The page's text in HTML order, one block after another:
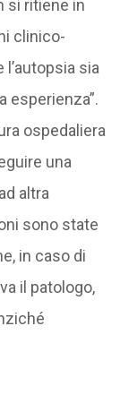
si ritiene in
clinico-
sia
esperienza”.
ospedaliera
una
altra
sono state
in caso di
il patologo,